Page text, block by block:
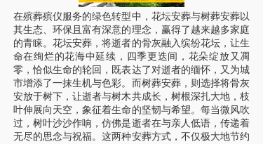
在殡葬殡仪服务的绿色转型中，花坛安葬与树葬安葬以
其生态、环保且富有深意的理念，赢得了越来越多家庭
的青睐。花坛安葬，将逝者的骨灰融入缤纷花坛，让生
命在绚烂的花海中延续，四季更迭间，花朵绽放又凋
零，恰似生命的轮回，既表达了对逝者的缅怀，又为城
市增添了一抹生机与色彩。而树葬安葬，则选择将骨灰
安放于树下，让逝者与树木共成长，树根深扎大地，枝
叶伸展向天空，象征着生命的坚韧与希望。每当微风吹
过，树叶沙沙作响，仿佛是逝者在与亲人低语，传递着
无尽的思念与祝福。这两种安葬方式，不仅极大地节约